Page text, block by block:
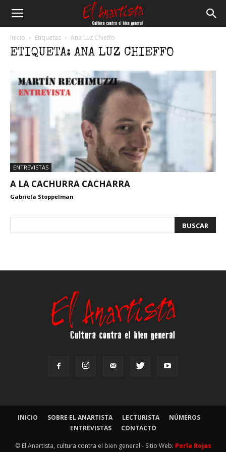
Inicio Etiquetas Ana Luz Chieffo
ETIQUETA: ANA LUZ CHIEFFO
ENTREVISTAS
A LA CACHURRA CACHARRA
Gabriela Stoppelman
INICIO SOBRE EL ANARTISTA LECTURISTA
NÚMEROS
ENTREVISTAS
CONTACTO
© El Anartista, cultura contra el bien general - Sitio Web: Perla Rojas